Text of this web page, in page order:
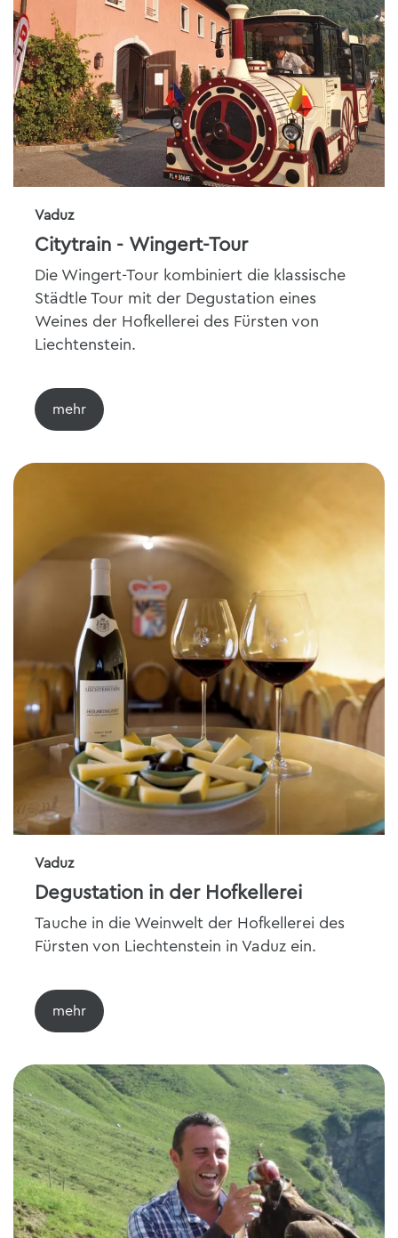
Vaduz
Citytrain - Wingert-Tour
Die Wingert-Tour kombiniert die klassische
Städtle Tour mit der Degustation eines
Weines der Hofkellerei des Fürsten von
Liechtenstein.
Vaduz
Degustation in der Hofkellerei
Tauche in die Weinwelt der Hofkellerei des
Fürsten von Liechtenstein in Vaduz ein.